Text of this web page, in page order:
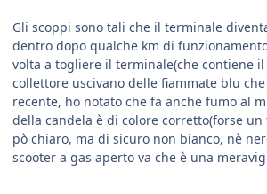
Gli scoppi sono tali che il terminale
dentro dopo qualche km di
volta a togliere il terminale(che contiene il
collettore uscivano delle fiammate blu
recente, ho notato che fa anche fumo al
della candela è di colore corretto(forse
pò chiaro, ma di sicuro non bianco, nè
scooter a gas aperto va che è una